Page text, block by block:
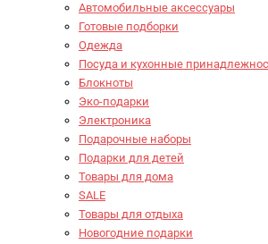
Автомобильные аксессуары
Готовые подборки
Одежда
Посуда и кухонные
Блокноты
Эко-подарки
Электроника
Подарочные наборы
Подарки для детей
Товары для дома
SALE
Товары для отдыха
Новогодние подарки